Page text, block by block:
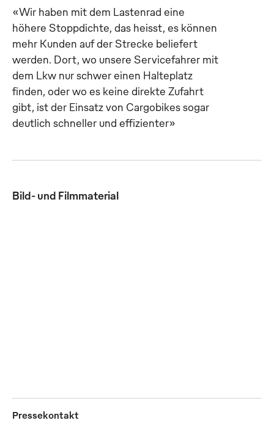
«Wir haben mit dem Lastenrad eine
höhere Stoppdichte, das heisst, es können
mehr Kunden auf der Strecke beliefert
werden. Dort, wo unsere Servicefahrer mit
dem Lkw nur schwer einen Halteplatz
finden, oder wo es keine direkte Zufahrt
gibt, ist der Einsatz von Cargobikes sogar
deutlich schneller und effizienter»
Bild- und Filmmaterial
Pressekontakt